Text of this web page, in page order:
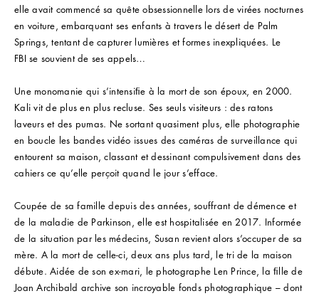
elle avait commencé sa quête obsessionnelle lors de virées nocturnes
en voiture, embarquant ses enfants à travers le désert de Palm
Springs, tentant de capturer lumières et formes inexpliquées. Le
FBI se souvient de ses appels…
Une monomanie qui s’intensiﬁe à la mort de son époux, en 2000.
Kali vit de plus en plus recluse. Ses seuls visiteurs : des ratons
laveurs et des pumas. Ne sortant quasiment plus, elle photographie
en boucle les bandes vidéo issues des caméras de surveillance qui
entourent sa maison, classant et dessinant compulsivement dans des
cahiers ce qu’elle perçoit quand le jour s’efface.
Coupée de sa famille depuis des années, souffrant de démence et
de la maladie de Parkinson, elle est hospitalisée en 2017. Informée
de la situation par les médecins, Susan revient alors s’occuper de sa
mère. A la mort de celle-ci, deux ans plus tard, le tri de la maison
débute. Aidée de son ex-mari, le photographe Len Prince, la ﬁlle de
Joan Archibald archive son incroyable fonds photographique – dont